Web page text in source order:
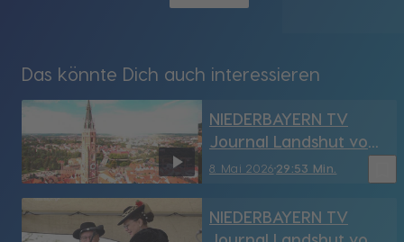
Das könnte Dich auch interessieren
8. Mai 2026 29:53 Min.
NIEDERBAYERN TV
Journal Landshut vom
8.05.2026
NIEDERBAYERN TV